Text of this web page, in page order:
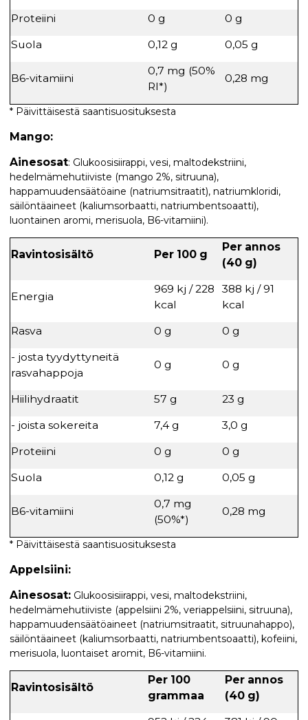
Proteiini
0 g
0 g
Suola
0,12 g 0,05 g
B6-vitamiini
0,7 mg (50%
RI*)
0,28 mg
* Päivittäisestä saantisuosituksesta
Mango:
Ainesosat: Glukoosisiirappi, vesi, maltodekstriini,
hedelmämehutiiviste (mango 2%, sitruuna),
happamuudensäätöaine (natriumsitraatit), natriumkloridi,
säilöntäaineet (kaliumsorbaatti, natriumbentsoaatti),
luontainen aromi, merisuola, B6-vitamiini).
Ravintosisältö Per 100 g
Per annos
(40 g)
Energia
969 kj / 228
kcal
388 kj / 91
kcal
Rasva
0 g
0 g
- josta tyydyttyneitä
rasvahappoja
0 g 0 g
Hiilihydraatit 57 g
23 g
- joista sokereita
7,4 g
3,0 g
Proteiini
0 g
0 g
Suola
0,12 g 0,05 g
B6-vitamiini
0,7 mg
(50%*)
0,28 mg
* Päivittäisestä saantisuosituksesta
Appelsiini:
Ainesosat: Glukoosisiirappi, vesi, maltodekstriini,
hedelmämehutiiviste (appelsiini 2%, veriappelsiini, sitruuna),
happamuudensäätöaineet (natriumsitraatit, sitruunahappo),
säilöntäaineet (kaliumsorbaatti, natriumbentsoaatti), kofeiini,
merisuola, luontaiset aromit, B6-vitamiini.
Ravintosisältö
Per 100
grammaa
Per annos
(40 g)